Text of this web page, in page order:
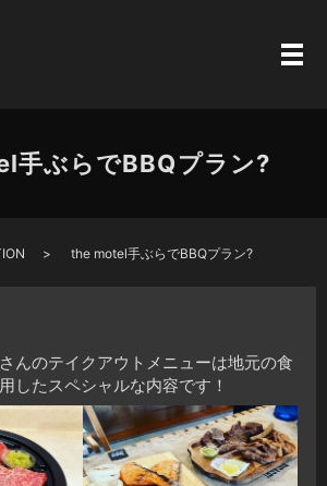
ぶらでBBQプラン?
the motel手ぶらでBBQプラン?
んのテイクアウトメニューは地元の食
したスペシャルな内容です！